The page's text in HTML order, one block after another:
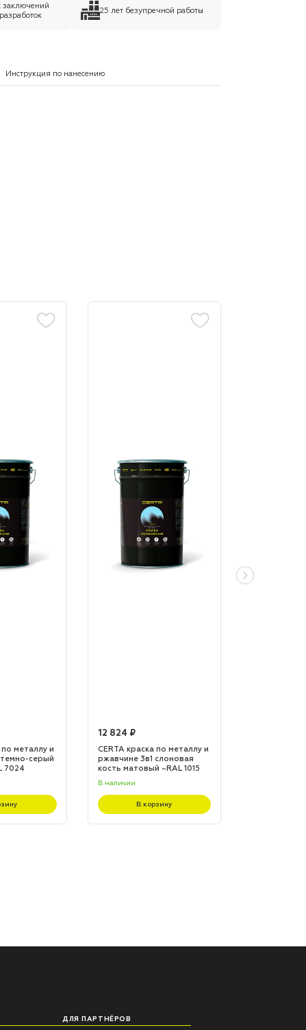
заключений
25 лет безупречной работы
Инструкция по нанесению
по металлу и
серый
7024
12 824 ₽
CERTA краска по металлу и
ржавчине 3в1 слоновая
кость матовый ~RAL 1015
В наличии
В корзину
ДЛЯ ПАРТНЁРОВ